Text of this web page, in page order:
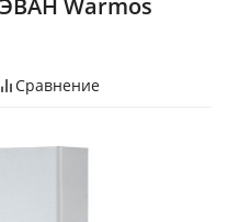
Warmos
Сравнение